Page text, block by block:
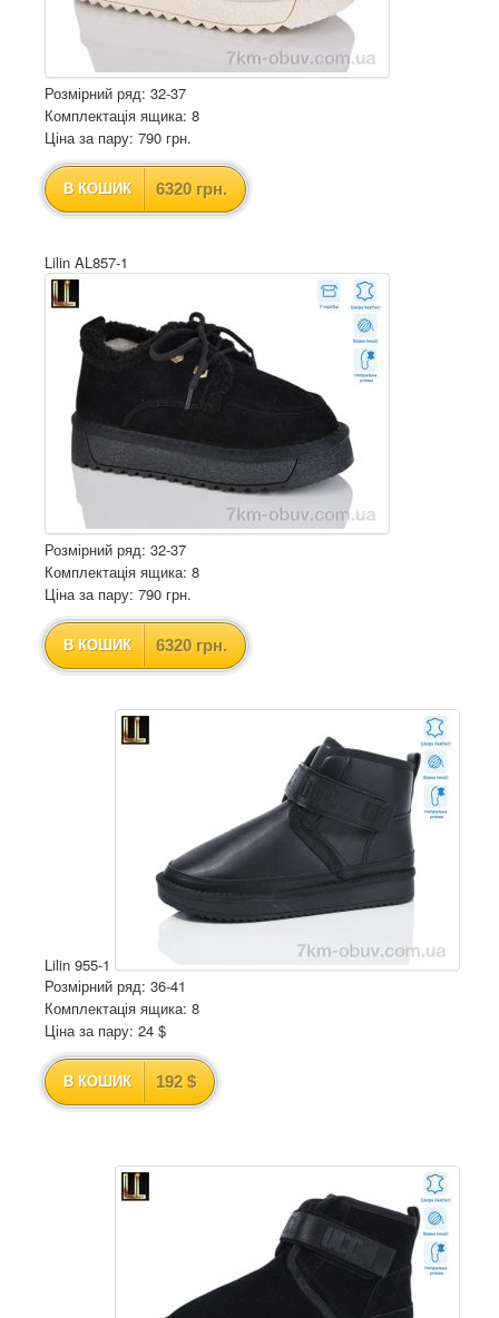
Розмірний ряд: 32-37
Комплектація ящика: 8
Ціна за пару: 790 грн.
В КОШИК 6320 грн.
Lilin AL857-1
Розмірний ряд: 32-37
Комплектація ящика: 8
Ціна за пару: 790 грн.
В КОШИК 6320 грн.
Lilin 955-1
Розмірний ряд: 36-41
Комплектація ящика: 8
Ціна за пару: 24 $
В КОШИК 192 $